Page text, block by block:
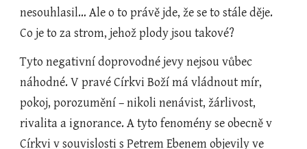
nesouhlasil… Ale o to právě jde, že se to stále děje.
Co je to za strom, jehož plody jsou takové?
Tyto negativní doprovodné jevy nejsou vůbec
náhodné. V pravé Církvi Boží má vládnout mír,
pokoj, porozumění – nikoli nenávist, žárlivost,
rivalita a ignorance. A tyto fenomény se obecně v
Církvi v souvislosti s Petrem Ebenem objevily ve